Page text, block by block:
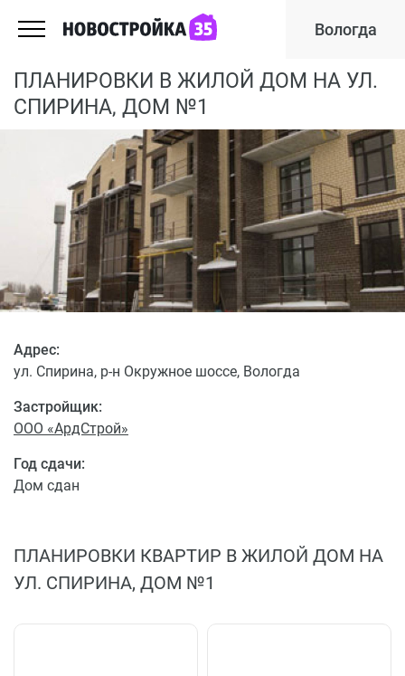
Вологда
ПЛАНИРОВКИ В ЖИЛОЙ ДОМ НА УЛ.
СПИРИНА, ДОМ №1
Застройщик:
ООО «АрдСтрой»
Адрес:
ул. Спирина, р-н Окружное шоссе, Вологда
Год сдачи:
Дом сдан
ПЛАНИРОВКИ КВАРТИР В ЖИЛОЙ ДОМ НА
УЛ. СПИРИНА, ДОМ №1